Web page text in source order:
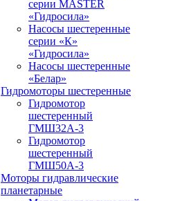
серии MASTER
«Гидросила»
Насосы шестеренные
серии «К»
«Гидросила»
Насосы шестеренные
«Белар»
Гидромоторы шестеренные
Гидромотор
шестеренный
ГМШ32A-3
Гидромотор
шестеренный
ГМШ50А-3
Моторы гидравлические
планетарные